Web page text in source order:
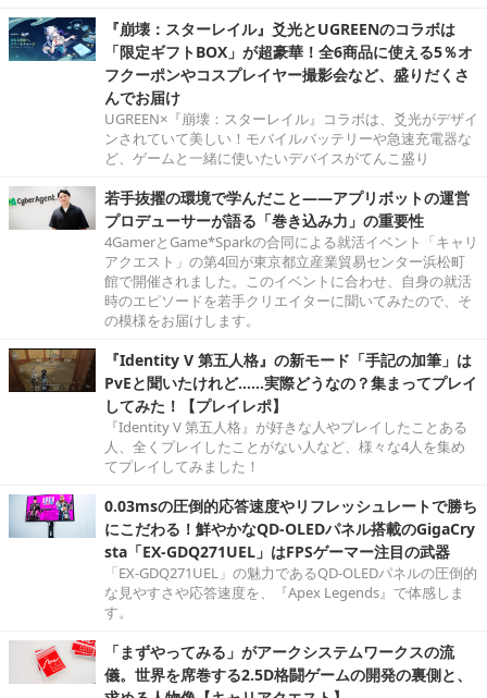
『崩壊：スターレイル』爻光とUGREENのコラボは
「限定ギフトBOX」が超豪華！全6商品に使える5％オ
フクーポンやコスプレイヤー撮影会など、盛りだくさ
んでお届け
UGREEN×『崩壊：スターレイル』コラボは、爻光がデザイ
ンされていて美しい！モバイルバッテリーや急速充電器な
ど、ゲームと一緒に使いたいデバイスがてんこ盛り
若手抜擢の環境で学んだこと――アプリボットの運営
プロデューサーが語る「巻き込み力」の重要性
4GamerとGame*Sparkの合同による就活イベント「キャリ
アクエスト」の第4回が東京都立産業貿易センター浜松町
館で開催されました。このイベントに合わせ、自身の就活
時のエピソードを若手クリエイターに聞いてみたので、そ
の模様をお届けします。
『Identity V 第五人格』の新モード「手記の加筆」は
PvEと聞いたけれど……実際どうなの？集まってプレイ
してみた！【プレイレポ】
『Identity V 第五人格』が好きな人やプレイしたことある
人、全くプレイしたことがない人など、様々な4人を集め
てプレイしてみました！
0.03msの圧倒的応答速度やリフレッシュレートで勝ち
にこだわる！鮮やかなQD-OLEDパネル搭載のGigaCry
sta「EX-GDQ271UEL」はFPSゲーマー注目の武器
「EX-GDQ271UEL」の魅力であるQD-OLEDパネルの圧倒的
な見やすさや応答速度を、『Apex Legends』で体感しま
す。
「まずやってみる」がアークシステムワークスの流
儀。世界を席巻する2.5D格闘ゲームの開発の裏側と、